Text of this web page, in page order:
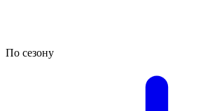
По сезону